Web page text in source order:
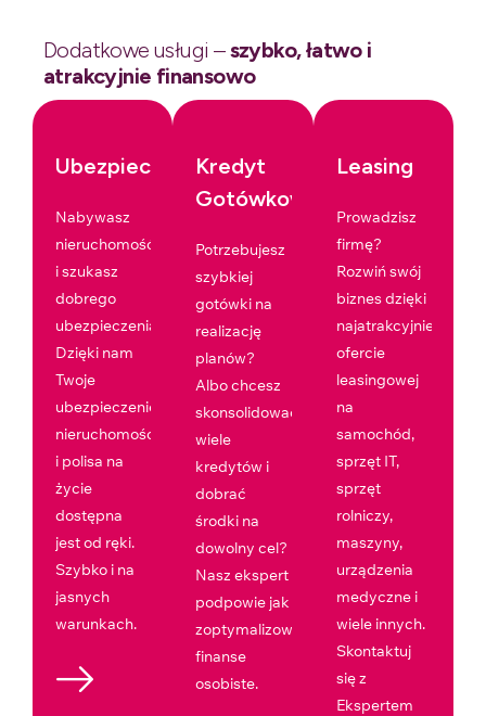
Dodatkowe usługi –szybko, łatwo i
atrakcyjnie finansowo
Ubezpieczenia
Nabywasz
nieruchomość
i szukasz
dobrego
ubezpieczenia?
Dzięki nam
Twoje
ubezpieczenie
nieruchomości
i polisa na
życie
dostępna
jest od ręki.
Szybko i na
jasnych
warunkach.
Kredyt
Gotówkowy
Potrzebujesz
szybkiej
gotówki na
realizację
planów?
Albo chcesz
skonsolidować
wiele
kredytów i
dobrać
środki na
dowolny cel?
Nasz ekspert
podpowie jak
zoptymalizować
finanse
osobiste.
Leasing
Prowadzisz
firmę?
Rozwiń swój
biznes dzięki
najatrakcyjniejszej
ofercie
leasingowej
na
samochód,
sprzęt IT,
sprzęt
rolniczy,
maszyny,
urządzenia
medyczne i
wiele innych.
Skontaktuj
się z
Ekspertem